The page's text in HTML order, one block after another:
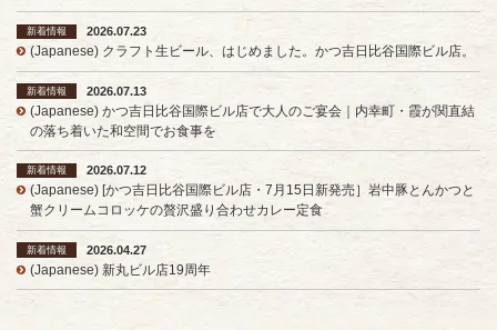
新着情報
2026.07.23
(Japanese) クラフト生ビール、はじめました。かつ吉日比谷国際ビル店。
新着情報
2026.07.13
(Japanese) かつ吉日比谷国際ビル店で大人のご宴会｜内幸町・霞が関直結
の落ち着いた和空間でお食事を
新着情報
2026.07.12
(Japanese) [かつ吉日比谷国際ビル店・7月15日新発売］岩中豚とんかつと
蟹クリームコロッケの贅沢盛り合わせカレー定食
新着情報
2026.04.27
(Japanese) 新丸ビル店19周年